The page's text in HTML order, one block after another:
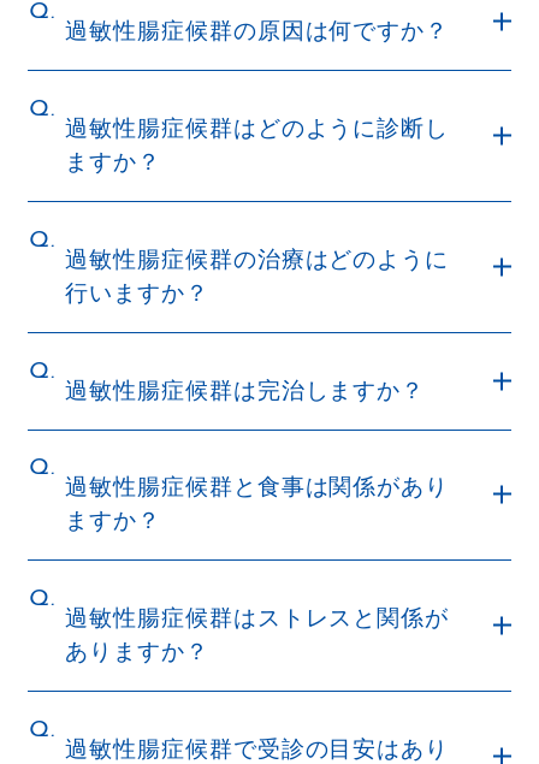
Q.
過敏性腸症候群の原因は何ですか？
Q.
過敏性腸症候群はどのように診断し
ますか？
Q.
過敏性腸症候群の治療はどのように
行いますか？
Q.
過敏性腸症候群は完治しますか？
Q.
過敏性腸症候群と食事は関係があり
ますか？
Q.
過敏性腸症候群はストレスと関係が
ありますか？
Q.
過敏性腸症候群で受診の目安はあり